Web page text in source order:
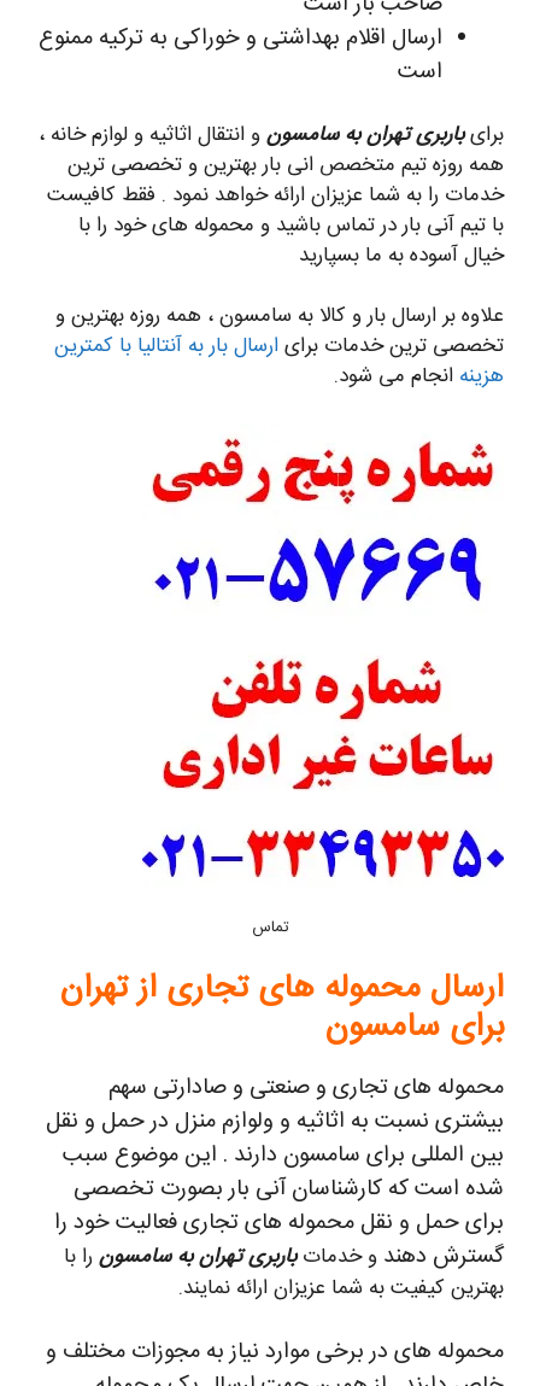
ارسال اقلام بهداشتی و خوراکی به ترکیه ممنوع
است
برایباربری تهران به سامسونو انتقال اثاثیه و لوازم خانه ،
همه روزه تیم متخصص انی بار بهترین و تخصصی ترین
خدمات را به شما عزیزان ارائه خواهد نمود . فقط کافیست
با تیم آنی بار در تماس باشید و محموله های خود را با
خیال آسوده به ما بسپارید
علاوه بر ارسال بار و کالا به سامسون ، همه روزه بهترین و
تخصصی ترین خدمات برایارسال بار به آنتالیا با کمترین
هزینه انجام می شود.
تماس
ارسال محموله های تجاری از تهران
برای سامسون
محموله های تجاری و صنعتی و صادارتی سهم
بیشتری نسبت به اثاثیه و ولوازم منزل در حمل و نقل
بین المللی برای سامسون دارند . این موضوع سبب
شده است که کارشناسان آنی بار بصورت تخصصی
برای حمل و نقل محموله های تجاری فعالیت خود را
گسترش دهند و خدماتباربری تهران به سامسون را با
بهترین کیفیت به شما عزیزان ارائه نمایند.
محموله های در برخی موارد نیاز به مجوزات مختلف و